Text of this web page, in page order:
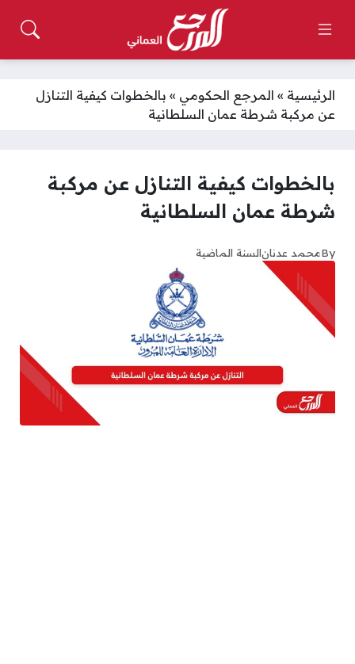
الرئيسية » المرجع الحكومي » بالخطوات كيفية التنازل
عن مركبة شرطة عمان السلطانية
بالخطوات كيفية التنازل عن مركبة
شرطة عمان السلطانية
Byمحمد عدنانالسنة الماضية